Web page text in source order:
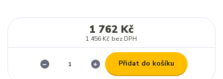
1 762 Kč
1 456 Kč bez DPH
Přidat do košíku